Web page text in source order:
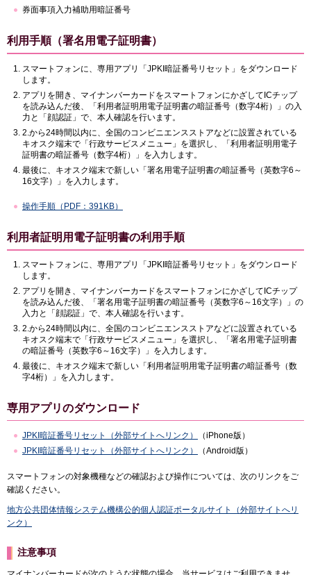
券面事項入力補助用暗証番号
利用手順（署名用電子証明書）
スマートフォンに、専用アプリ「JPKI暗証番号リセット」をダウンロード
します。
アプリを開き、マイナンバーカードをスマートフォンにかざしてICチップ
を読み込んだ後、「利用者証明用電子証明書の暗証番号（数字4桁）」の入
力と「顔認証」で、本人確認を行います。
2.から24時間以内に、全国のコンビニエンスストアなどに設置されている
キオスク端末で「行政サービスメニュー」を選択し、「利用者証明用電子
証明書の暗証番号（数字4桁）」を入力します。
最後に、キオスク端末で新しい「署名用電子証明書の暗証番号（英数字6～
16文字）」を入力します。
操作手順（PDF：391KB）
利用者証明用電子証明書の利用手順
スマートフォンに、専用アプリ「JPKI暗証番号リセット」をダウンロード
します。
アプリを開き、マイナンバーカードをスマートフォンにかざしてICチップ
を読み込んだ後、「署名用電子証明書の暗証番号（英数字6～16文字）」の
入力と「顔認証」で、本人確認を行います。
2.から24時間以内に、全国のコンビニエンスストアなどに設置されている
キオスク端末で「行政サービスメニュー」を選択し、「署名用電子証明書
の暗証番号（英数字6～16文字）」を入力します。
最後に、キオスク端末で新しい「利用者証明用電子証明書の暗証番号（数
字4桁）」を入力します。
専用アプリのダウンロード
JPKI暗証番号リセット（外部サイトへリンク）
（iPhone版）
JPKI暗証番号リセット（外部サイトへリンク）
（Android版）
スマートフォンの対象機種などの確認および操作については、次のリンクをご
確認ください。
地方公共団体情報システム機構公的個人認証ポータルサイト（外部サイトへリ
ンク）
注意事項